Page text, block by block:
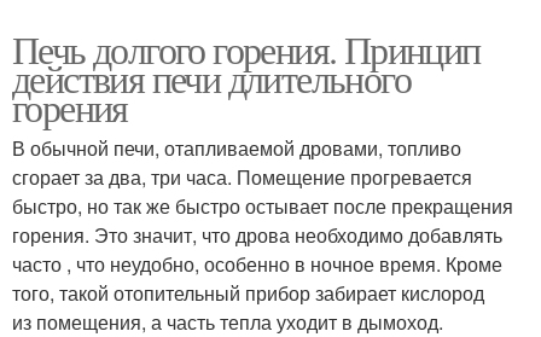
Печь долгого горения. Принцип
действия печи длительного
горения
В обычной печи, отапливаемой дровами, топливо
сгорает за два, три часа. Помещение прогревается
быстро, но так же быстро остывает после прекращения
горения. Это значит, что дрова необходимо добавлять
часто , что неудобно, особенно в ночное время. Кроме
того, такой отопительный прибор забирает кислород
из помещения, а часть тепла уходит в дымоход.